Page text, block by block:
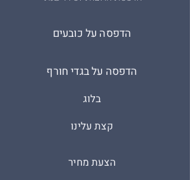
הדפסה על כובעים
הדפסה על בגדי חורף
קצת עלינו
בלוג
הצעת מחיר